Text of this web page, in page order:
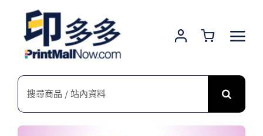
content
搜